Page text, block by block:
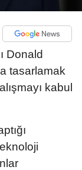
Donald
tasarlamak
kabul